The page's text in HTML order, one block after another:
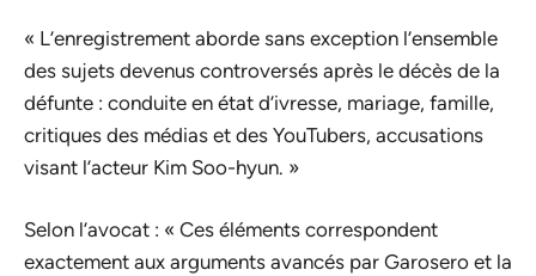
« L’enregistrement aborde sans exception l’ensemble
des sujets devenus controversés après le décès de la
défunte : conduite en état d’ivresse, mariage, famille,
critiques des médias et des YouTubers, accusations
visant l’acteur Kim Soo-hyun. »
Selon l’avocat : « Ces éléments correspondent
exactement aux arguments avancés par Garosero et la